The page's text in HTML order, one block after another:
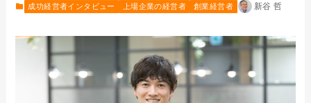
成功経営者インタビュー 上場企業の経営者 創業経営者 新谷 哲